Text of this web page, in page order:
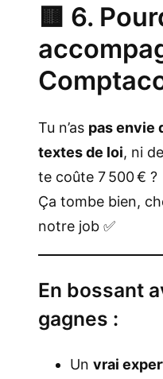
🟨 6.
Tu n’as pas envie
textes de loi, ni
te coûte 7 500 € ?
Ça tombe bien,
notre job ✅
En bossant
gagnes :
Un vrai